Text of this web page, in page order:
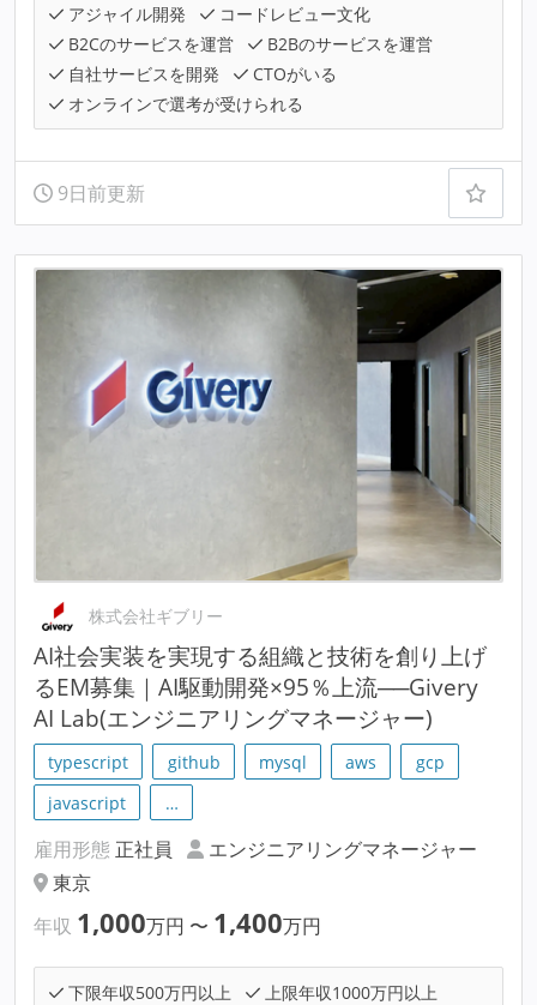
アジャイル開発
コードレビュー文化
B2Cのサービスを運営
B2Bのサービスを運営
自社サービスを開発
CTOがいる
オンラインで選考が受けられる
9日前更新
株式会社ギブリー
AI社会実装を実現する組織と技術を創り上げ
るEM募集｜AI駆動開発×95％上流──Givery
AI Lab(エンジニアリングマネージャー)
typescript github mysql aws
gcp
javascript
…
雇用形態 正社員
エンジニアリングマネージャー
東京
年収 1,000万円 〜 1,400万円
下限年収500万円以上
上限年収1000万円以上